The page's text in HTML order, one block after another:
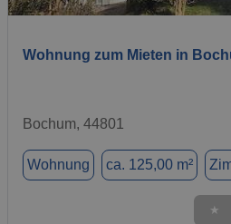
Wohnung zum Mieten in
Bochum, 44801
Wohnung ca. 125,00 m²
★